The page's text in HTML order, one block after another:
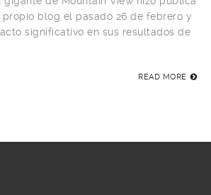
blog el pasado 26 de febrero y
significativo en sus resultados de
READ MORE